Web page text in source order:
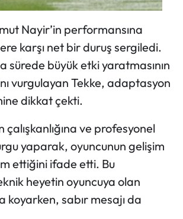
Nayir’in performansına
karşı net bir duruş sergiledi.
sürede büyük etki yaratmasının
vurgulayan Tekke, adaptasyon
dikkat çekti.
çalışkanlığına ve profesyonel
yaparak, oyuncunun gelişim
ettiğini ifade etti. Bu
heyetin oyuncuya olan
koyarken, sabır mesajı da